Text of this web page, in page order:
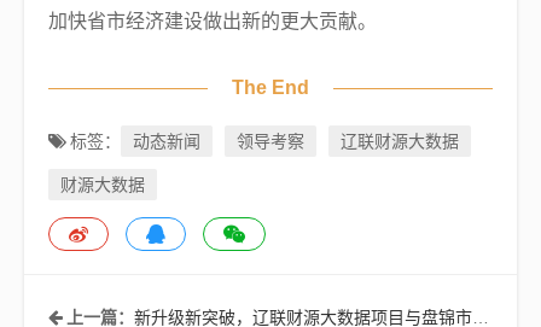
加快省市经济建设做出新的更大贡献。
The End
标签： 动态新闻 领导考察
辽联财源大数据
财源大数据
上一篇：新升级新突破，辽联财源大数据项目与盘锦市兴隆台区正式签约